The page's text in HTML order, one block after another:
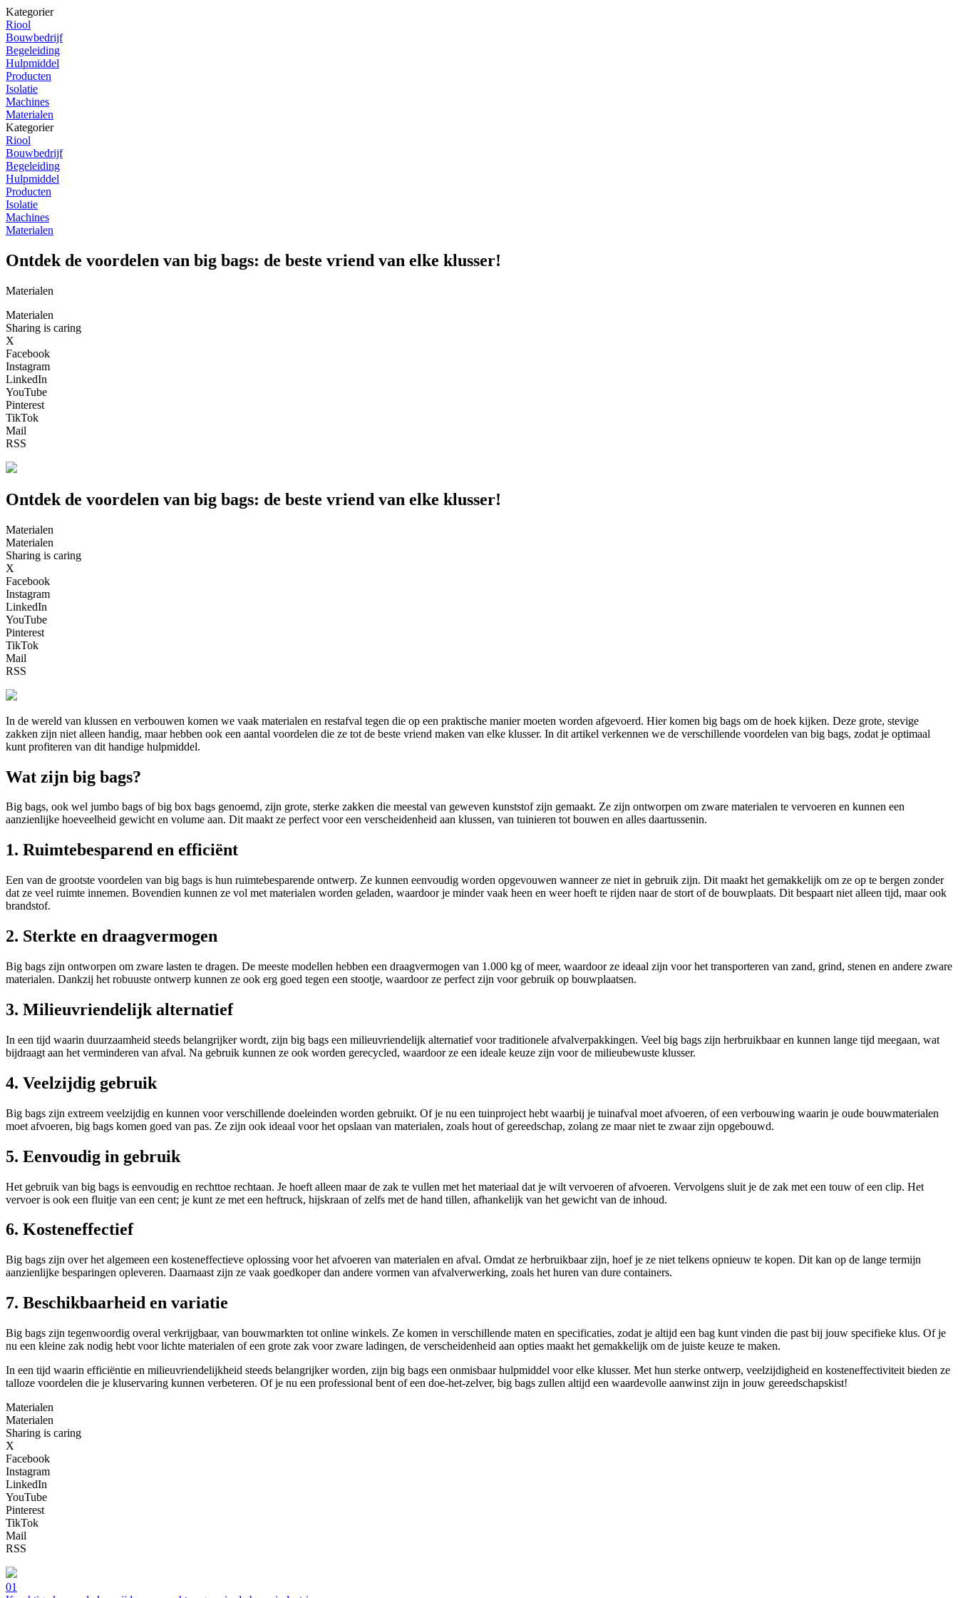
Kategorier
Riool
Bouwbedrijf
Begeleiding
Hulpmiddel
Producten
Isolatie
Machines
Materialen
Kategorier
Riool
Bouwbedrijf
Begeleiding
Hulpmiddel
Producten
Isolatie
Machines
Materialen
Ontdek de voordelen van big bags: de beste vriend van elke klusser!
Materialen
Materialen
Sharing is caring
X
Facebook
Instagram
LinkedIn
YouTube
Pinterest
TikTok
Mail
RSS
Ontdek de voordelen van big bags: de beste vriend van elke klusser!
Materialen
Materialen
Sharing is caring
X
Facebook
Instagram
LinkedIn
YouTube
Pinterest
TikTok
Mail
RSS
In de wereld van klussen en verbouwen komen we vaak materialen en restafval tegen die op een praktische manier moeten worden afgevoerd. Hier komen big bags om de hoek kijken. Deze grote, stevige
zakken zijn niet alleen handig, maar hebben ook een aantal voordelen die ze tot de beste vriend maken van elke klusser. In dit artikel verkennen we de verschillende voordelen van big bags, zodat je optimaal
kunt profiteren van dit handige hulpmiddel.
Wat zijn big bags?
Big bags, ook wel jumbo bags of big box bags genoemd, zijn grote, sterke zakken die meestal van geweven kunststof zijn gemaakt. Ze zijn ontworpen om zware materialen te vervoeren en kunnen een
aanzienlijke hoeveelheid gewicht en volume aan. Dit maakt ze perfect voor een verscheidenheid aan klussen, van tuinieren tot bouwen en alles daartussenin.
1. Ruimtebesparend en efficiënt
Een van de grootste voordelen van big bags is hun ruimtebesparende ontwerp. Ze kunnen eenvoudig worden opgevouwen wanneer ze niet in gebruik zijn. Dit maakt het gemakkelijk om ze op te bergen zonder
dat ze veel ruimte innemen. Bovendien kunnen ze vol met materialen worden geladen, waardoor je minder vaak heen en weer hoeft te rijden naar de stort of de bouwplaats. Dit bespaart niet alleen tijd, maar ook
brandstof.
2. Sterkte en draagvermogen
Big bags zijn ontworpen om zware lasten te dragen. De meeste modellen hebben een draagvermogen van 1.000 kg of meer, waardoor ze ideaal zijn voor het transporteren van zand, grind, stenen en andere zware
materialen. Dankzij het robuuste ontwerp kunnen ze ook erg goed tegen een stootje, waardoor ze perfect zijn voor gebruik op bouwplaatsen.
3. Milieuvriendelijk alternatief
In een tijd waarin duurzaamheid steeds belangrijker wordt, zijn big bags een milieuvriendelijk alternatief voor traditionele afvalverpakkingen. Veel big bags zijn herbruikbaar en kunnen lange tijd meegaan, wat
bijdraagt aan het verminderen van afval. Na gebruik kunnen ze ook worden gerecycled, waardoor ze een ideale keuze zijn voor de milieubewuste klusser.
4. Veelzijdig gebruik
Big bags zijn extreem veelzijdig en kunnen voor verschillende doeleinden worden gebruikt. Of je nu een tuinproject hebt waarbij je tuinafval moet afvoeren, of een verbouwing waarin je oude bouwmaterialen
moet afvoeren, big bags komen goed van pas. Ze zijn ook ideaal voor het opslaan van materialen, zoals hout of gereedschap, zolang ze maar niet te zwaar zijn opgebouwd.
5. Eenvoudig in gebruik
Het gebruik van big bags is eenvoudig en rechttoe rechtaan. Je hoeft alleen maar de zak te vullen met het materiaal dat je wilt vervoeren of afvoeren. Vervolgens sluit je de zak met een touw of een clip. Het
vervoer is ook een fluitje van een cent; je kunt ze met een heftruck, hijskraan of zelfs met de hand tillen, afhankelijk van het gewicht van de inhoud.
6. Kosteneffectief
Big bags zijn over het algemeen een kosteneffectieve oplossing voor het afvoeren van materialen en afval. Omdat ze herbruikbaar zijn, hoef je ze niet telkens opnieuw te kopen. Dit kan op de lange termijn
aanzienlijke besparingen opleveren. Daarnaast zijn ze vaak goedkoper dan andere vormen van afvalverwerking, zoals het huren van dure containers.
7. Beschikbaarheid en variatie
Big bags zijn tegenwoordig overal verkrijgbaar, van bouwmarkten tot online winkels. Ze komen in verschillende maten en specificaties, zodat je altijd een bag kunt vinden die past bij jouw specifieke klus. Of je
nu een kleine zak nodig hebt voor lichte materialen of een grote zak voor zware ladingen, de verscheidenheid aan opties maakt het gemakkelijk om de juiste keuze te maken.
In een tijd waarin efficiëntie en milieuvriendelijkheid steeds belangrijker worden, zijn big bags een onmisbaar hulpmiddel voor elke klusser. Met hun sterke ontwerp, veelzijdigheid en kosteneffectiviteit bieden ze
talloze voordelen die je kluservaring kunnen verbeteren. Of je nu een professional bent of een doe-het-zelver, big bags zullen altijd een waardevolle aanwinst zijn in jouw gereedschapskist!
Materialen
Materialen
Sharing is caring
X
Facebook
Instagram
LinkedIn
YouTube
Pinterest
TikTok
Mail
RSS
01